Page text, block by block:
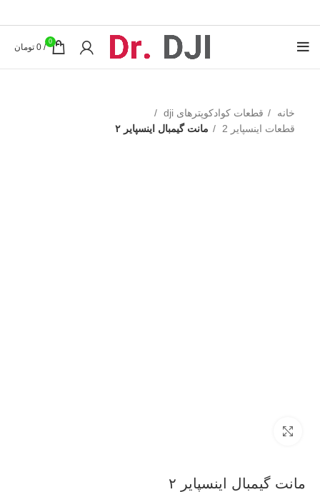
0
/
0 تومان
خانه
قطعات کوادکوپترهای dji
قطعات اینسپایر 2
مانت گیمبال اینسپایر ۲
مانت گیمبال اینسپایر ۲